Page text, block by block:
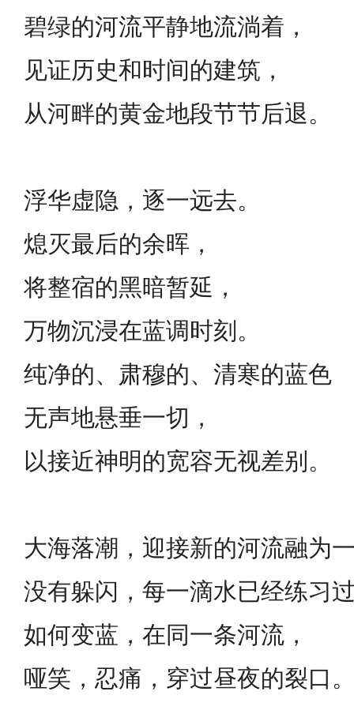
碧绿的河流平静地流淌着，
见证历史和时间的建筑，
从河畔的黄金地段节节后退。
浮华虚隐，逐一远去。
熄灭最后的余晖，
将整宿的黑暗暂延，
万物沉浸在蓝调时刻。
纯净的、肃穆的、清寒的蓝色
无声地悬垂一切，
以接近神明的宽容无视差别。
大海落潮，迎接新的河流融为
没有躲闪，每一滴水已经练习
如何变蓝，在同一条河流，
哑笑，忍痛，穿过昼夜的裂口